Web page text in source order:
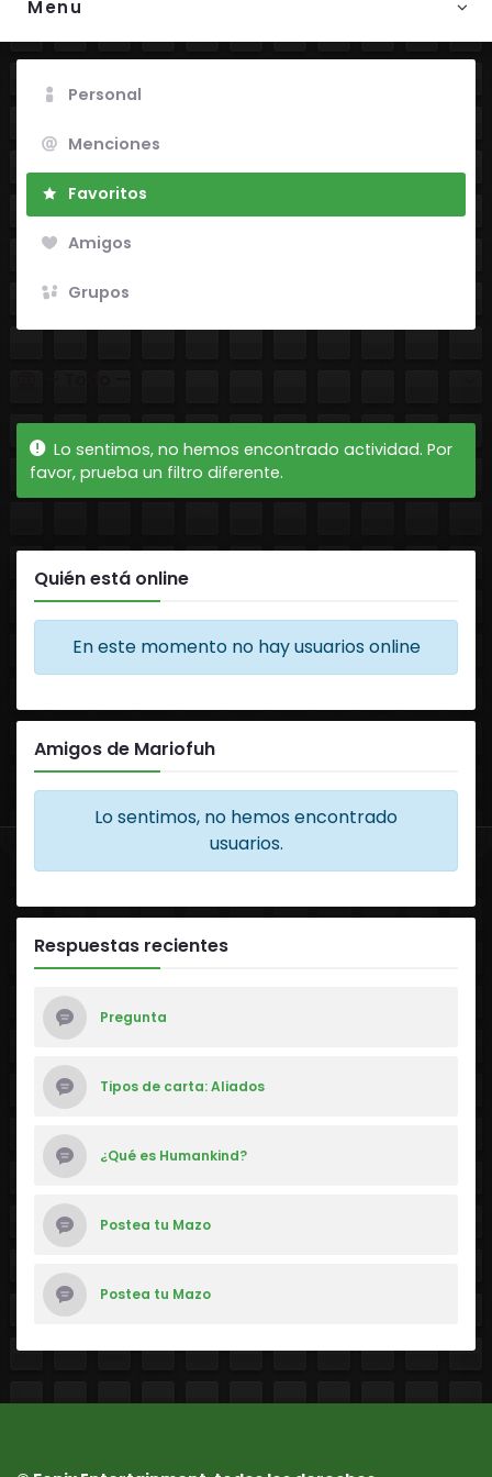
Menu
Personal
Menciones
Favoritos
Amigos
Grupos
Lo sentimos, no hemos encontrado actividad. Por
favor, prueba un filtro diferente.
Quién está online
En este momento no hay usuarios online
Amigos de Mariofuh
Lo sentimos, no hemos encontrado
usuarios.
Respuestas recientes
Pregunta
Tipos de carta: Aliados
¿Qué es Humankind?
Postea tu Mazo
Postea tu Mazo